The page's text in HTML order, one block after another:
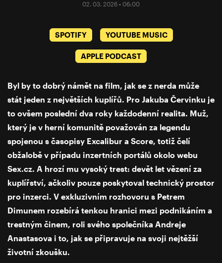
02. 03. 2026 • 06:00
SPOTIFY YOUTUBE MUSIC
APPLE PODCAST
Byl by to dobrý námět na film, jak se z nerda může
stát jeden z největších kuplířů. Pro Jakuba Červinku je
to ovšem poslední dva roky každodenní realita. Muž,
který je v herní komunitě považován za legendu
spojenou s časopisy Excalibur a Score, totiž čelí
obžalobě v případu inzertních portálů okolo webu
Sex.cz. A hrozí mu vysoký trest: devět let vězení za
kuplířství, ačkoliv pouze poskytoval technický prostor
pro inzerci. V exkluzivním rozhovoru s Petrem
Dimunem rozebírá tenkou hranici mezi podnikáním a
trestným činem, roli svého společníka Andreje
Anastasova i to, jak se připravuje na svoji nejtěžší
životní zkoušku.